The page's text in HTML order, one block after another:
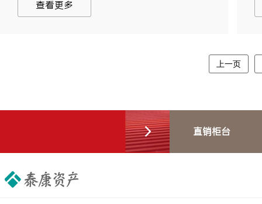
查看更多
上一页
直销柜台